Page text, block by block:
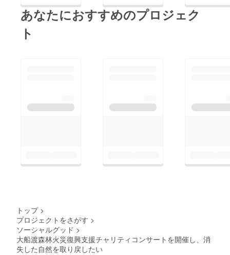
あなたにおすすめのプロジェク
ト
トップ >
プロジェクトをさがす >
ソーシャルグッド >
大船渡森林火災復興支援チャリティコンサートを開催し、消
失した自然を取り戻したい